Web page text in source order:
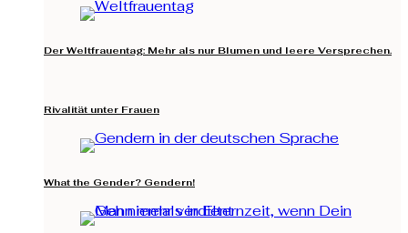
Der Weltfrauentag: Mehr als nur Blumen und leere Versprechen.
Rivalität unter Frauen
What the Gender? Gendern!